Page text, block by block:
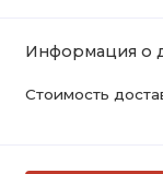
Информация о
Стоимость